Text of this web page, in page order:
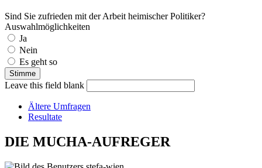
Sind Sie zufrieden mit der Arbeit heimischer Politiker?
Auswahlmöglichkeiten
Ja
Nein
Es geht so
Leave this field blank
Ältere Umfragen
Resultate
DIE MUCHA-AUFREGER